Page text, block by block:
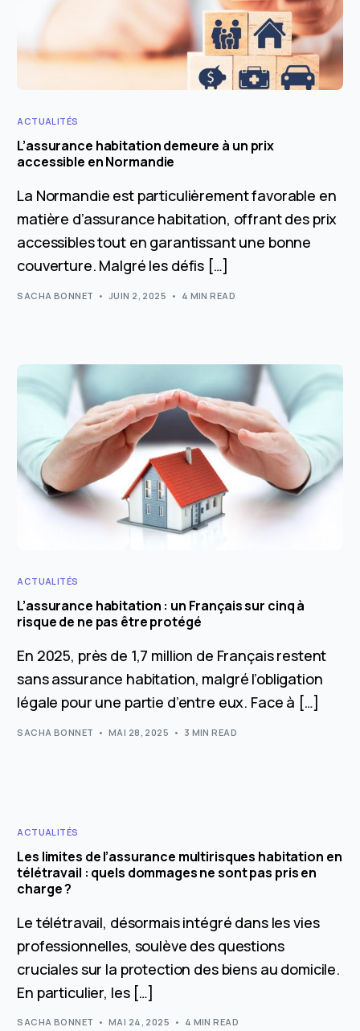
ACTUALITÉS
L’assurance habitation demeure à un prix
accessible en Normandie
La Normandie est particulièrement favorable en
matière d’assurance habitation, offrant des prix
accessibles tout en garantissant une bonne
couverture. Malgré les défis […]
SACHA BONNET JUIN 2, 2025 4 MIN READ
ACTUALITÉS
L’assurance habitation : un Français sur cinq à
risque de ne pas être protégé
En 2025, près de 1,7 million de Français restent
sans assurance habitation, malgré l’obligation
légale pour une partie d’entre eux. Face à […]
SACHA BONNET MAI 28, 2025 3 MIN READ
ACTUALITÉS
Les limites de l’assurance multirisques habitation en
télétravail : quels dommages ne sont pas pris en
charge ?
Le télétravail, désormais intégré dans les vies
professionnelles, soulève des questions
cruciales sur la protection des biens au domicile.
En particulier, les […]
SACHA BONNET MAI 24, 2025 4 MIN READ